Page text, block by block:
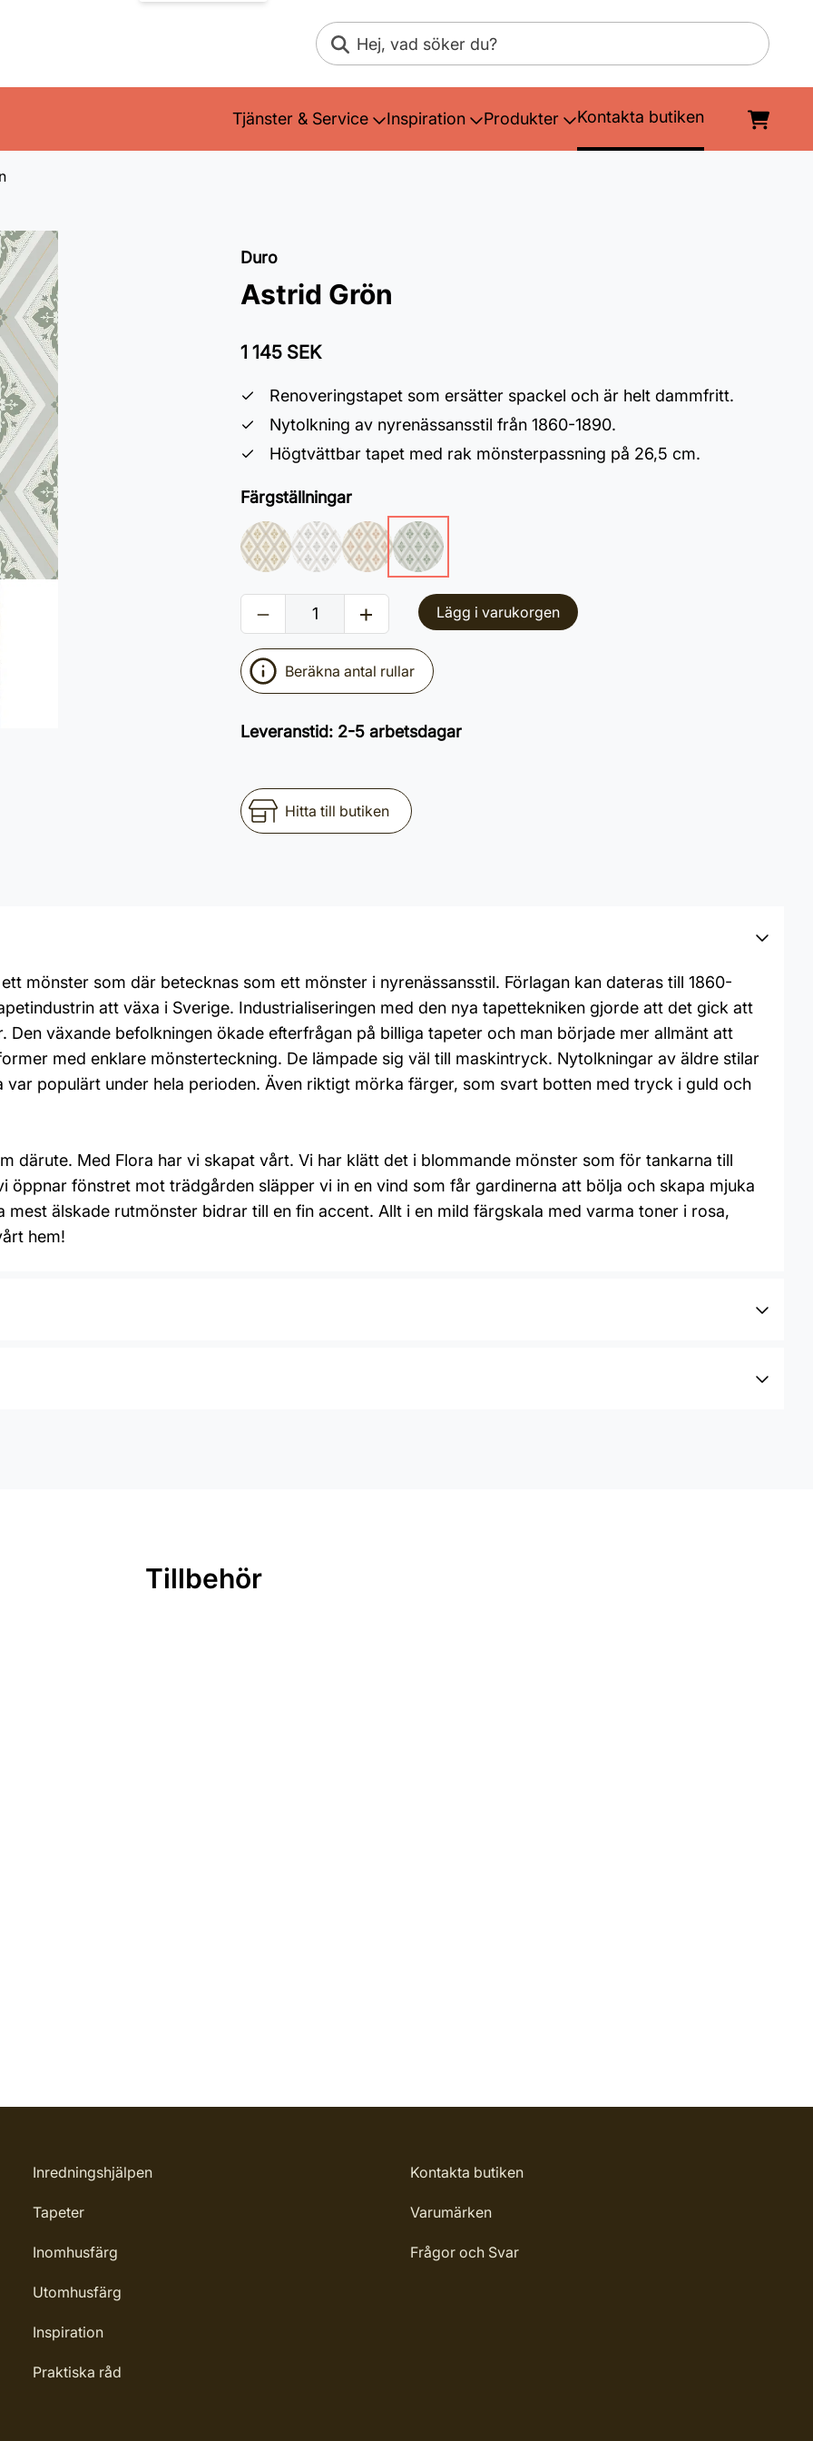
Sök
Tjänster & Service Inspiration Produkter Kontakta butiken
Duro
Astrid Grön
1 145 SEK
Renoveringstapet som ersätter spackel och är helt dammfritt.
Nytolkning av nyrenässansstil från 1860-1890.
Högtvättbar tapet med rak mönsterpassning på 26,5 cm.
Färgställningar
Lägg i varukorgen
Beräkna antal rullar
Leveranstid: 2-5 arbetsdagar
Hitta till butiken
mönster som där betecknas som ett mönster i nyrenässansstil. Förlagan kan dateras till 1860-
att växa i Sverige. Industrialiseringen med den nya tapettekniken gjorde att det gick att
växande befolkningen ökade efterfrågan på billiga tapeter och man började mer allmänt att
med enklare mönsterteckning. De lämpade sig väl till maskintryck. Nytolkningar av äldre stilar
populärt under hela perioden. Även riktigt mörka färger, som svart botten med tryck i guld och
därute. Med Flora har vi skapat vårt. Vi har klätt det i blommande mönster som för tankarna till
öppnar fönstret mot trädgården släpper vi in en vind som får gardinerna att bölja och skapa mjuka
älskade rutmönster bidrar till en fin accent. Allt i en mild färgskala med varma toner i rosa,
hem!
Tillbehör
Inredningshjälpen
Tapeter
Inomhusfärg
Utomhusfärg
Inspiration
Praktiska råd
Kontakta butiken
Varumärken
Frågor och Svar